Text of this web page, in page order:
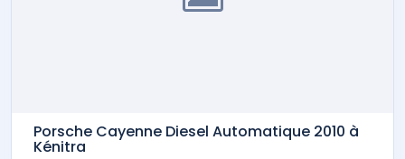
Porsche Cayenne Diesel Automatique 2010 à
Kénitra